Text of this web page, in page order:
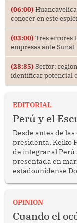
(06:00)
conocer en este
(03:00) Tres errores
empresas ante Sunat
(23:35) Serfor:
identificar potencial
EDITORIAL
Perú y el
Desde antes de
presidenta, Keiko
de integrar al Perú
presentada en
estadounidense
OPINION
Cuando el